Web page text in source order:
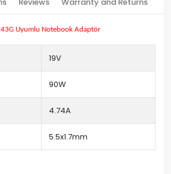
Uyumlu Notebook Adaptör
19V
90W
4.74A
5.5x1.7mm